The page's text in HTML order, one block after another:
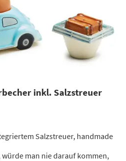
inkl. Salzstreuer
Salzstreuer, handmade
man nie darauf kommen,